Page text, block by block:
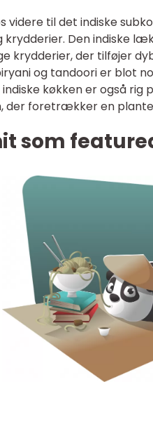
videre til det indiske
krydderier. Den indiske
krydderier, der tilføjer
og tandoori er blot
køkken er også rig
foretrækker en
som